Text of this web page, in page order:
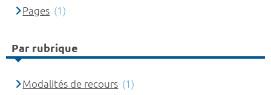
Pages (1)
Par rubrique
Modalités de recours (1)